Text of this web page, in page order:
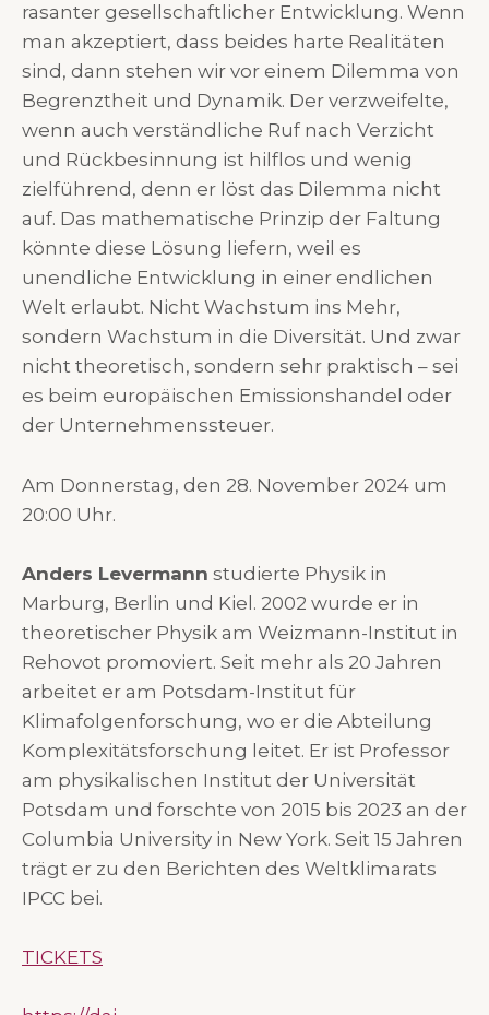
rasanter gesellschaftlicher Entwicklung. Wenn
man akzeptiert, dass beides harte Realitäten
sind, dann stehen wir vor einem Dilemma von
Begrenztheit und Dynamik. Der verzweifelte,
wenn auch verständliche Ruf nach Verzicht
und Rückbesinnung ist hilflos und wenig
zielführend, denn er löst das Dilemma nicht
auf. Das mathematische Prinzip der Faltung
könnte diese Lösung liefern, weil es
unendliche Entwicklung in einer endlichen
Welt erlaubt. Nicht Wachstum ins Mehr,
sondern Wachstum in die Diversität. Und zwar
nicht theoretisch, sondern sehr praktisch – sei
es beim europäischen Emissionshandel oder
der Unternehmenssteuer.
Am Donnerstag, den 28. November 2024 um
20:00 Uhr.
Anders Levermann studierte Physik in
Marburg, Berlin und Kiel. 2002 wurde er in
theoretischer Physik am Weizmann-Institut in
Rehovot promoviert. Seit mehr als 20 Jahren
arbeitet er am Potsdam-Institut für
Klimafolgen­forschung, wo er die Abteilung
Komplexitätsforschung leitet. Er ist Professor
am physikalischen Institut der Universität
Potsdam und forschte von 2015 bis 2023 an der
Columbia University in New York. Seit 15 Jahren
trägt er zu den Berichten des Weltklimarats
IPCC bei.
TICKETS